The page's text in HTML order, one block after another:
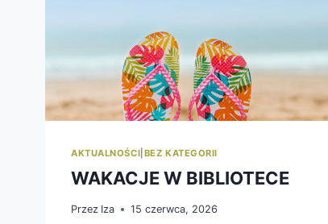
AKTUALNOŚCI BEZ KATEGORII
WAKACJE W BIBLIOTECE
Przez Iza 15 czerwca, 2026